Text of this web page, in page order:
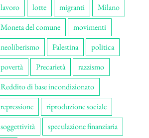
lavoro
lotte migranti
Milano
Moneta del comune
movimenti
neoliberismo
Palestina
politica
povertà
Precarietà
razzismo
Reddito di base incondizionato
repressione
riproduzione sociale
soggettività
speculazione finanziaria